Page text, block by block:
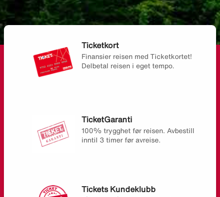
Ticketkort
Finansier reisen med Ticketkortet!
Delbetal reisen i eget tempo.
TicketGaranti
100% trygghet før reisen. Avbestill
inntil 3 timer før avreise.
Tickets Kundeklubb